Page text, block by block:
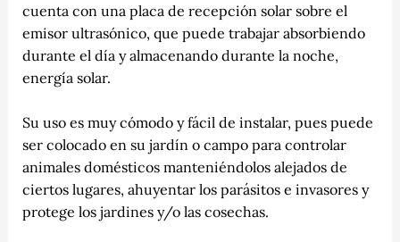
cuenta con una placa de recepción solar sobre el
emisor ultrasónico, que puede trabajar absorbiendo
durante el día y almacenando durante la noche,
energía solar.
Su uso es muy cómodo y fácil de instalar, pues puede
ser colocado en su jardín o campo para controlar
animales domésticos manteniéndolos alejados de
ciertos lugares, ahuyentar los parásitos e invasores y
protege los jardines y/o las cosechas.